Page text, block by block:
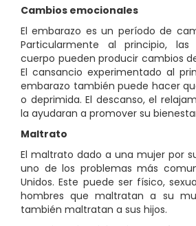
Cambios emocionales
El embarazo es un período de
Particularmente al principio,
cuerpo pueden producir cambios
El cansancio experimentado al
embarazo también puede hacer
o deprimida. El descanso, el
la ayudaran a promover su
Maltrato
El maltrato dado a una mujer por
uno de los problemas más
Unidos. Este puede ser físico,
hombres que maltratan a su
también maltratan a sus hijos.